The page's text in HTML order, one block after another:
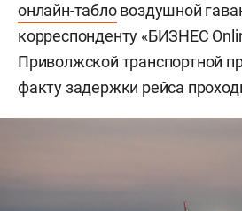
онлайн-табловоздушной
корреспонденту «БИЗНЕС
Приволжской транспортной
факту задержки рейса